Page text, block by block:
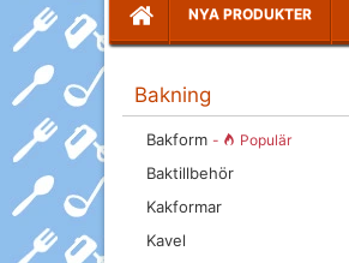
NYA PRODUKTER
Bakning
Bakform - Populär
Baktillbehör
Kakformar
Kavel